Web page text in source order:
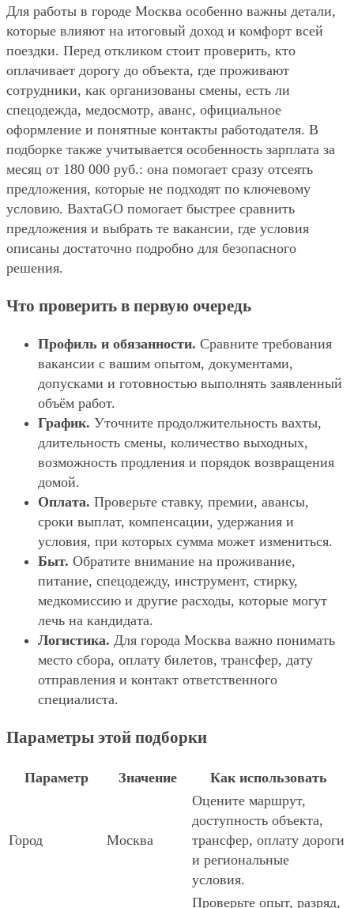
Для работы в городе Москва особенно важны детали,
которые влияют на итоговый доход и комфорт всей
поездки. Перед откликом стоит проверить, кто
оплачивает дорогу до объекта, где проживают
сотрудники, как организованы смены, есть ли
спецодежда, медосмотр, аванс, официальное
оформление и понятные контакты работодателя. В
подборке также учитывается особенность зарплата за
месяц от 180 000 руб.: она помогает сразу отсеять
предложения, которые не подходят по ключевому
условию. ВахтаGO помогает быстрее сравнить
предложения и выбрать те вакансии, где условия
описаны достаточно подробно для безопасного
решения.
Что проверить в первую очередь
Профиль и обязанности. Сравните требования
вакансии с вашим опытом, документами,
допусками и готовностью выполнять заявленный
объём работ.
График. Уточните продолжительность вахты,
длительность смены, количество выходных,
возможность продления и порядок возвращения
домой.
Оплата. Проверьте ставку, премии, авансы,
сроки выплат, компенсации, удержания и
условия, при которых сумма может измениться.
Быт. Обратите внимание на проживание,
питание, спецодежду, инструмент, стирку,
медкомиссию и другие расходы, которые могут
лечь на кандидата.
Логистика. Для города Москва важно понимать
место сбора, оплату билетов, трансфер, дату
отправления и контакт ответственного
специалиста.
Параметры этой подборки
Параметр Значение Как использовать
Город Москва
Оцените маршрут,
доступность объекта,
трансфер, оплату дороги
и региональные
условия.
Проверьте опыт, разряд,